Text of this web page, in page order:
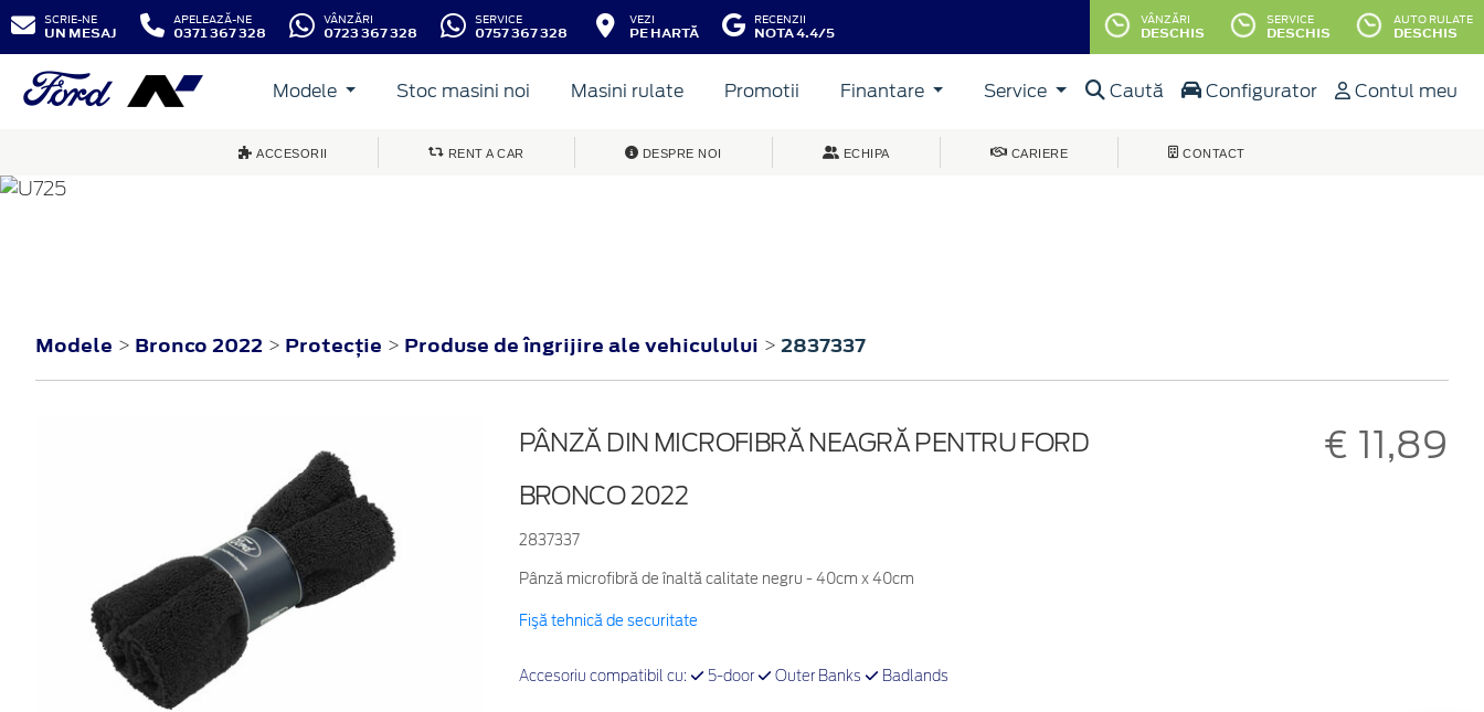
SCRIE-NE
UN MESAJ
APELEAZĂ-NE
0371 367 328
VÂNZĂRI
0723 367 328
SERVICE
0757 367 328
VEZI
PE HARTĂ
RECENZII
NOTA 4.4/5
VÂNZĂRI
DESCHIS
SERVICE
DESCHIS
AUTO RULATE
DESCHIS
Modele Stoc masini noi Masini rulate Promotii Finantare Service Caută Configurator Contul meu
ACCESORII RENT A CAR DESPRE NOI ECHIPA CARIERE CONTACT
Modele > Bronco 2022 > Protecţie > Produse de îngrijire ale vehiculului > 2837337
PÂNZĂ DIN MICROFIBRĂ NEAGRĂ PENTRU FORD
BRONCO 2022
2837337
€ 11,89
Pânză microfibră de înaltă calitate negru - 40cm x 40cm
Fişă tehnică de securitate
Accesoriu compatibil cu: 5-door Outer Banks Badlands